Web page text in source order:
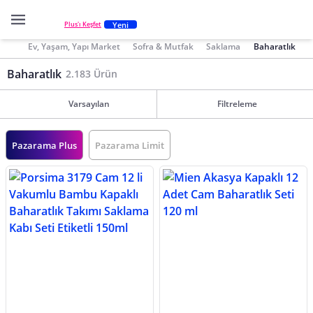
Plus'ı Keşfet Yeni
Ev, Yaşam, Yapı Market Sofra & Mutfak Saklama Baharatlık
Baharatlık 2.183 Ürün
Varsayılan Filtreleme
Pazarama Plus Pazarama Limit